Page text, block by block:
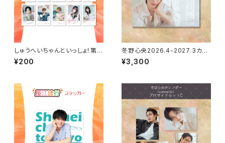
しゅうへいちゃんといっしょ！第1
0夜チェキ風ランダムブロマイド
（全10種）
¥200
冬野心央2026.4-2027.3カレ
ンダー（卓上）
¥3,300